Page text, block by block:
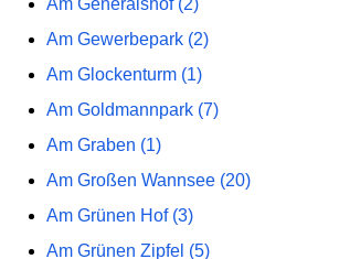
Am Generalshof (2)
Am Gewerbepark (2)
Am Glockenturm (1)
Am Goldmannpark (7)
Am Graben (1)
Am Großen Wannsee (20)
Am Grünen Hof (3)
Am Grünen Zipfel (5)